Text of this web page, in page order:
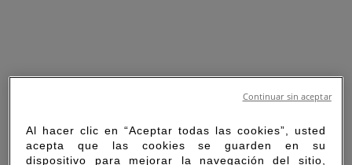
Al hacer clic en “Aceptar todas las cookies”, usted
acepta que las cookies se guarden en su
dispositivo para mejorar la navegación del sitio,
Continuar sin aceptar